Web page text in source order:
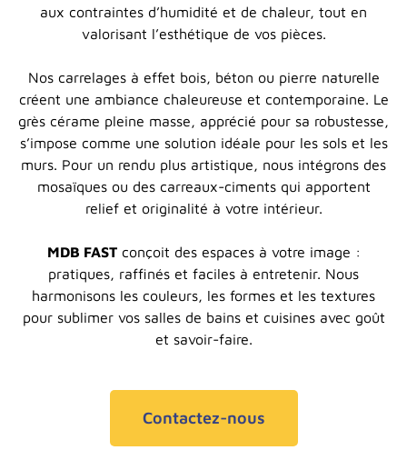
aux contraintes d’humidité et de chaleur, tout en
valorisant l’esthétique de vos pièces.
Nos carrelages à effet bois, béton ou pierre naturelle
créent une ambiance chaleureuse et contemporaine. Le
grès cérame pleine masse, apprécié pour sa robustesse,
s’impose comme une solution idéale pour les sols et les
murs. Pour un rendu plus artistique, nous intégrons des
mosaïques ou des carreaux-ciments qui apportent
relief et originalité à votre intérieur.
MDB FASTconçoit des espaces à votre image :
pratiques, raffinés et faciles à entretenir. Nous
harmonisons les couleurs, les formes et les textures
pour sublimer vos salles de bains et cuisines avec goût
et savoir-faire.
Contactez-nous